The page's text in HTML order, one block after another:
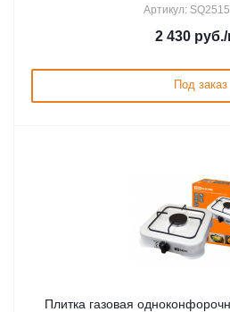
Артикул:
2 430 руб.
Под заказ
Плитка газовая